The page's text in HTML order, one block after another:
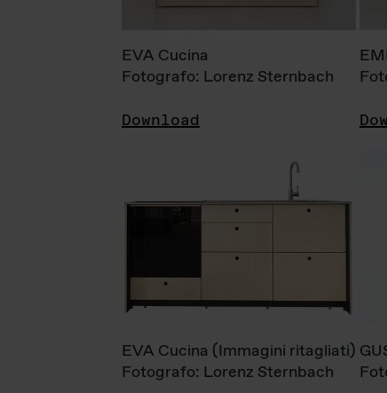
EVA Cucina
Fotografo: Lorenz Sternbach
Download
EVA Cucina (Immagini ritagliati)
Fotografo: Lorenz Sternbach